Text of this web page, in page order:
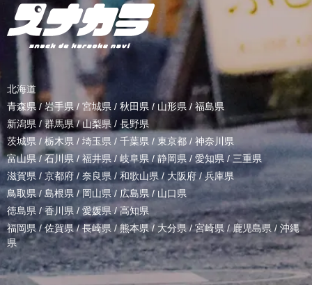
北海道
青森県 / 岩手県/ 宮城県 / 秋田県 / 山形県/ 福島県
新潟県 /群馬県/山梨県 / 長野県
茨城県 / 栃木県 / 埼玉県 / 千葉県 / 東京都 / 神奈川県
富山県 /石川県/福井県/岐阜県 / 静岡県 / 愛知県 / 三重県
滋賀県 / 京都府 / 奈良県 / 和歌山県/ 大阪府 /兵庫県
鳥取県/ 島根県 /岡山県/ 広島県 / 山口県
徳島県 /香川県 / 愛媛県/高知県
福岡県/佐賀県/長崎県 /熊本県/ 大分県/宮崎県 /鹿児島県 / 沖縄
県